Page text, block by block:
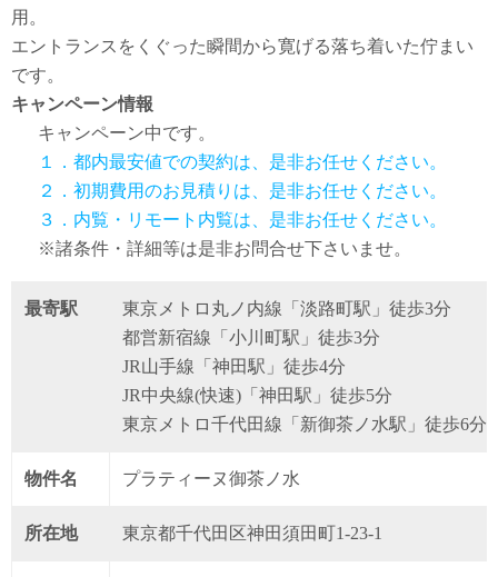
用。
エントランスをくぐった瞬間から寛げる落ち着いた佇まい
です。
キャンペーン情報
キャンペーン中です。
１．都内最安値での契約は、是非お任せください。
２．初期費用のお見積りは、是非お任せください。
３．内覧・リモート内覧は、是非お任せください。
※諸条件・詳細等は是非お問合せ下さいませ。
最寄駅
東京メトロ丸ノ内線「淡路町駅」徒歩3分
都営新宿線「小川町駅」徒歩3分
JR山手線「神田駅」徒歩4分
JR中央線(快速)「神田駅」徒歩5分
東京メトロ千代田線「新御茶ノ水駅」徒歩6分
物件名 プラティーヌ御茶ノ水
所在地 東京都千代田区神田須田町1-23-1